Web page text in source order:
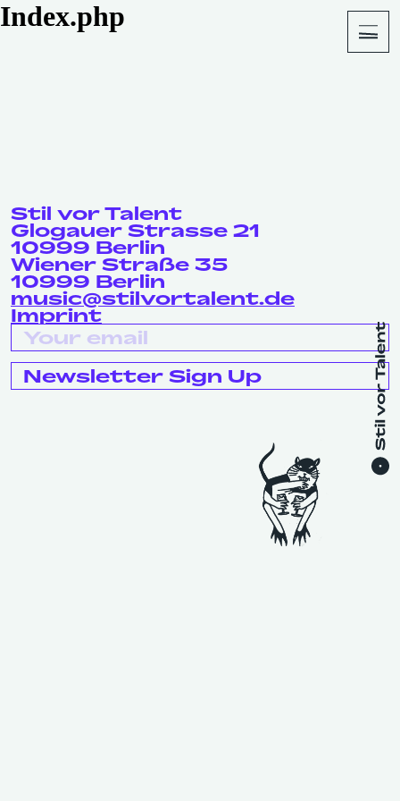
About
Index.php
Stil vor Talent
Glogauer Strasse 21
10999 Berlin
Wiener Straße 35
10999 Berlin
music@stilvortalent.de
Imprint